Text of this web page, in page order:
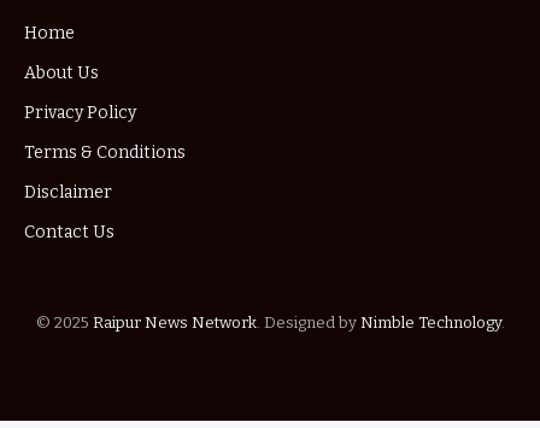
Home
About Us
Privacy Policy
Terms & Conditions
Disclaimer
Contact Us
© 2025 Raipur News Network. Designed by Nimble Technology.